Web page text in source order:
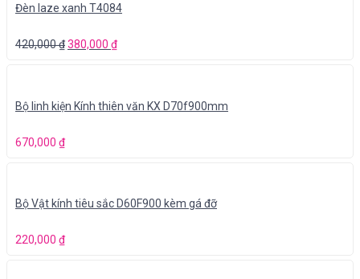
Đèn laze xanh T4084
420,000₫380,000 ₫
Bộ linh kiện Kính thiên văn KX D70f900mm
670,000 ₫
Bộ Vật kính tiêu sắc D60F900 kèm gá đỡ
220,000 ₫